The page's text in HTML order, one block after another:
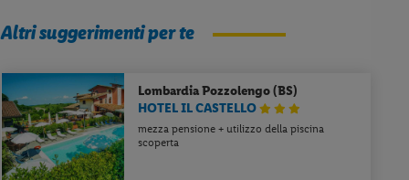
Altri suggerimenti per te
LombardiaPozzolengo (BS)
HOTEL IL CASTELLO
mezza pensione + utilizzo della piscina
scoperta